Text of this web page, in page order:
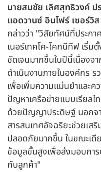
นายสมชัย เลิศสุทธิวงค์ ป
แอดวานซ์ อินโฟร์ เซอร์วิ
กล่าวว่า "วิสัยทัศน์ที่ประกา
เนอร์เทคโค-โคกนีทีฟ เริ่
ชัดเจนมากขึ้นในปีนี้เนื่องจา
ดำเนินงานภายในองค์กร
เพื่อเพิ่มความแม่นยำและค
ปัญหาเครือข่ายแบบเรียลไ
ด้วยปัญญาประดิษฐ์ นอกจ
สารสนเทศอัจฉริยะช่วยเส
ปลอดภัยมากขึ้น ในขณะเดี
ข้อมูลขั้นสูงเพื่อส่งมอบกา
กับลูกค้า"